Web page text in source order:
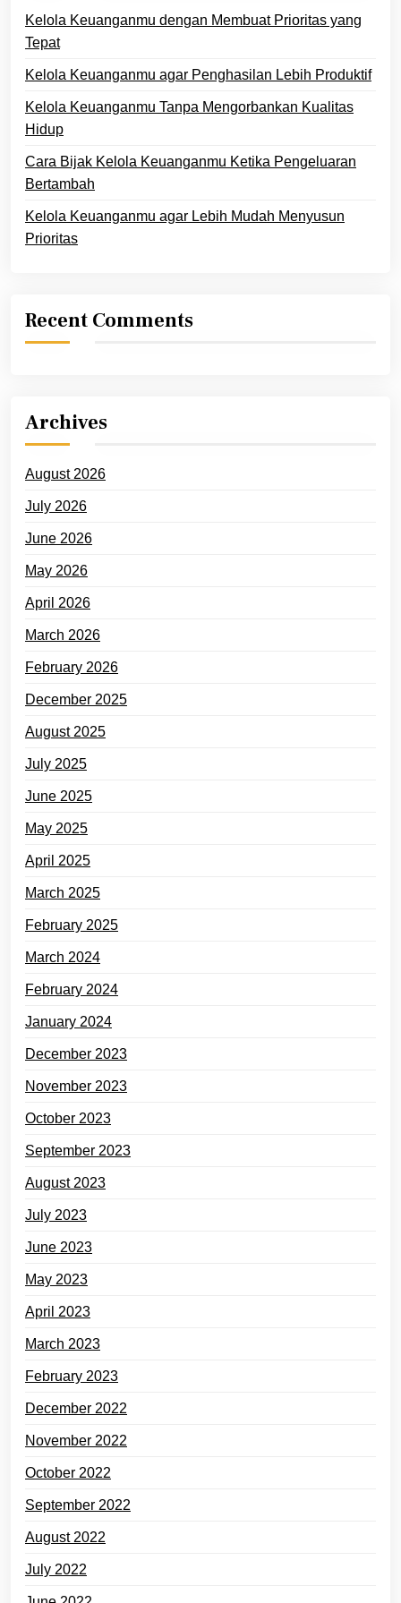
Kelola Keuanganmu dengan Membuat Prioritas yang
Tepat
Kelola Keuanganmu agar Penghasilan Lebih Produktif
Kelola Keuanganmu Tanpa Mengorbankan Kualitas
Hidup
Cara Bijak Kelola Keuanganmu Ketika Pengeluaran
Bertambah
Kelola Keuanganmu agar Lebih Mudah Menyusun
Prioritas
Recent Comments
Archives
August 2026
July 2026
June 2026
May 2026
April 2026
March 2026
February 2026
December 2025
August 2025
July 2025
June 2025
May 2025
April 2025
March 2025
February 2025
March 2024
February 2024
January 2024
December 2023
November 2023
October 2023
September 2023
August 2023
July 2023
June 2023
May 2023
April 2023
March 2023
February 2023
December 2022
November 2022
October 2022
September 2022
August 2022
July 2022